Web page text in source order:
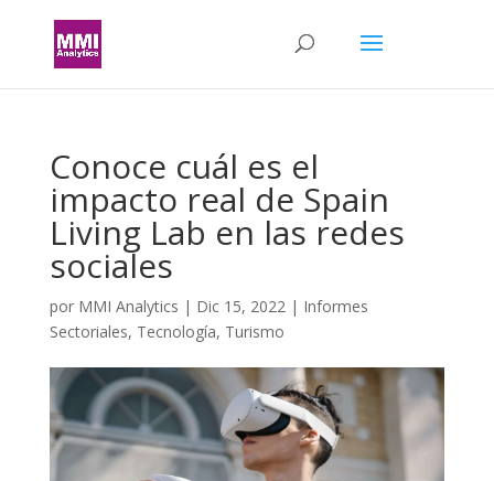
Conoce cuál es el
impacto real de Spain
Living Lab en las redes
sociales
por MMI Analytics | Dic 15, 2022| Informes
Sectoriales, Tecnología, Turismo